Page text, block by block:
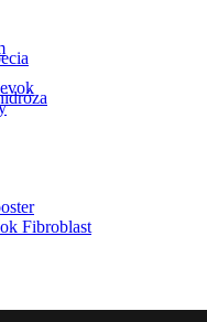
Fibroblast